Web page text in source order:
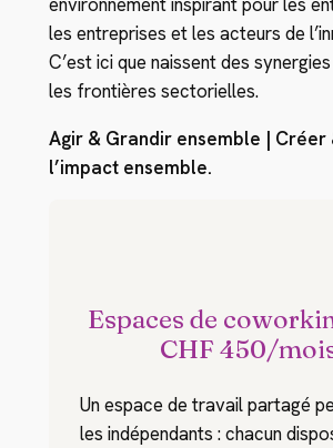
les entreprises et les acteurs de
C’est ici que naissent des
les frontières sectorielles.
Agir & Grandir ensemble | Créer
l’impact ensemble.
Espaces de
CHF 450/
Un espace de travail partagé
les indépendants : chacun